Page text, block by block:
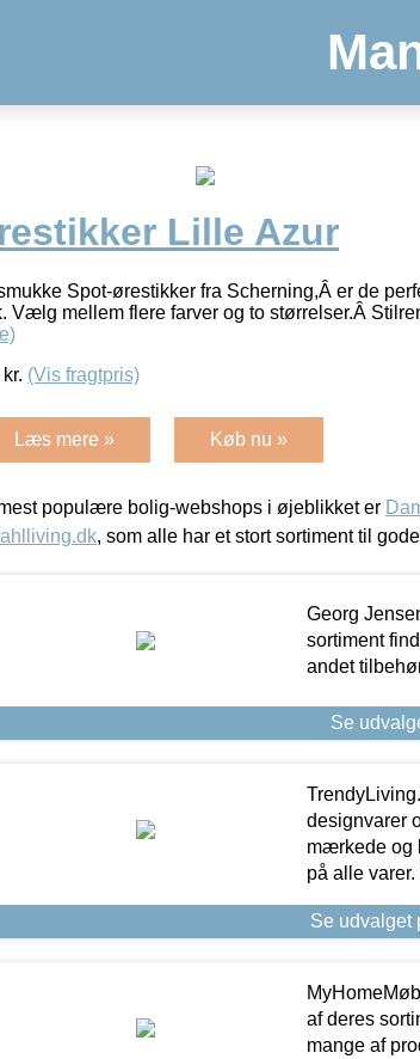
Lille Azur
Spot-ørestikker fra Scherning,Â er de
Vælg mellem flere farver og to størrelser.Â
kr. (Vis fragtpris)
Læs mere » Køb nu »
populære bolig-webshops i øjeblikket er
, som alle har et stort sortiment til
Georg
sortiment
andet
Se
designvarer
mærkede og
på alle
Se udvalget
af deres
mange af